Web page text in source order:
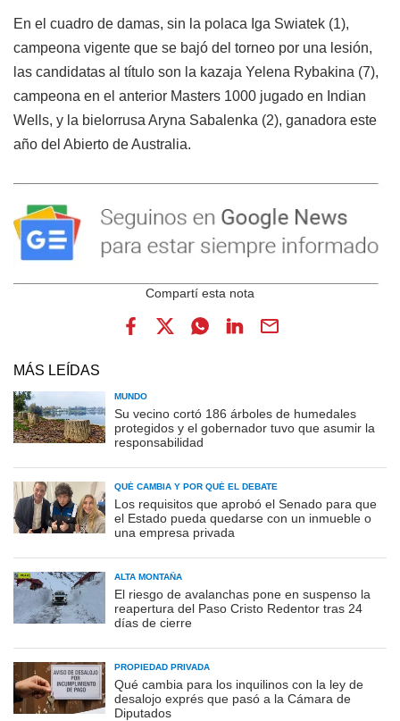
En el cuadro de damas, sin la polaca Iga Swiatek (1),
campeona vigente que se bajó del torneo por una lesión,
las candidatas al título son la kazaja Yelena Rybakina (7),
campeona en el anterior Masters 1000 jugado en Indian
Wells, y la bielorrusa Aryna Sabalenka (2), ganadora este
año del Abierto de Australia.
MÁS LEÍDAS
MUNDO
Su vecino cortó 186 árboles de humedales
protegidos y el gobernador tuvo que asumir la
responsabilidad
QUÉ CAMBIA Y POR QUÉ EL DEBATE
Los requisitos que aprobó el Senado para que
el Estado pueda quedarse con un inmueble o
una empresa privada
ALTA MONTAÑA
El riesgo de avalanchas pone en suspenso la
reapertura del Paso Cristo Redentor tras 24
días de cierre
PROPIEDAD PRIVADA
Qué cambia para los inquilinos con la ley de
desalojo exprés que pasó a la Cámara de
Diputados